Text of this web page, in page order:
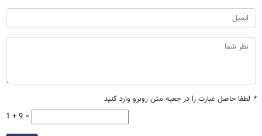
* لطفا حاصل عبارت را در جعبه متن روبرو وارد کنید
1 + 9 =